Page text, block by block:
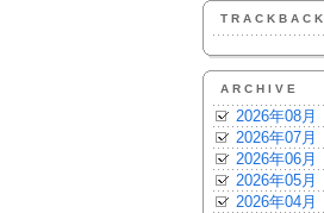
TRACKBACK
ARCHIVE
2026年08月
2026年07月
2026年06月
2026年05月
2026年04月